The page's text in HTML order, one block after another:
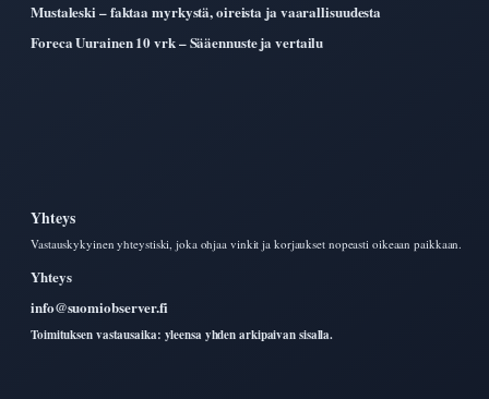
Mustaleski – faktaa myrkystä, oireista ja vaarallisuudesta
Foreca Uurainen 10 vrk – Sääennuste ja vertailu
Yhteys
Vastauskykyinen yhteystiski, joka ohjaa vinkit ja korjaukset nopeasti oikeaan paikkaan.
Yhteys
info@suomiobserver.fi
Toimituksen vastausaika: yleensa yhden arkipaivan sisalla.